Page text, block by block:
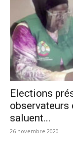
Elections
observateurs
saluent...
26 novembre 2020